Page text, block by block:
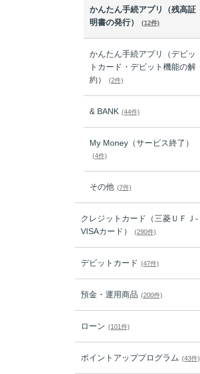
かんたん手続アプリ（残高証
明書の発行）
(12件)
かんたん手続アプリ（デビッ
トカード・デビット機能の解
約）
(2件)
& BANK (44件)
My Money（サービス終了）
(4件)
その他 (7件)
クレジットカード（三菱ＵＦＪ-
VISAカード）
(290件)
デビットカード (47件)
預金・運用商品 (200件)
ローン (101件)
ポイントアッププログラム (43件)